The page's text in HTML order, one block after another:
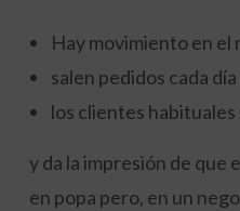
Hay movimiento en el
salen pedidos cada día
los clientes
y da la impresión de
en popa pero, en un